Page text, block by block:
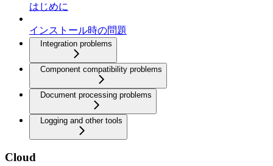
はじめに
インストール時の問題
Integration problems
Component compatibility problems
Document processing problems
Logging and other tools
Cloud